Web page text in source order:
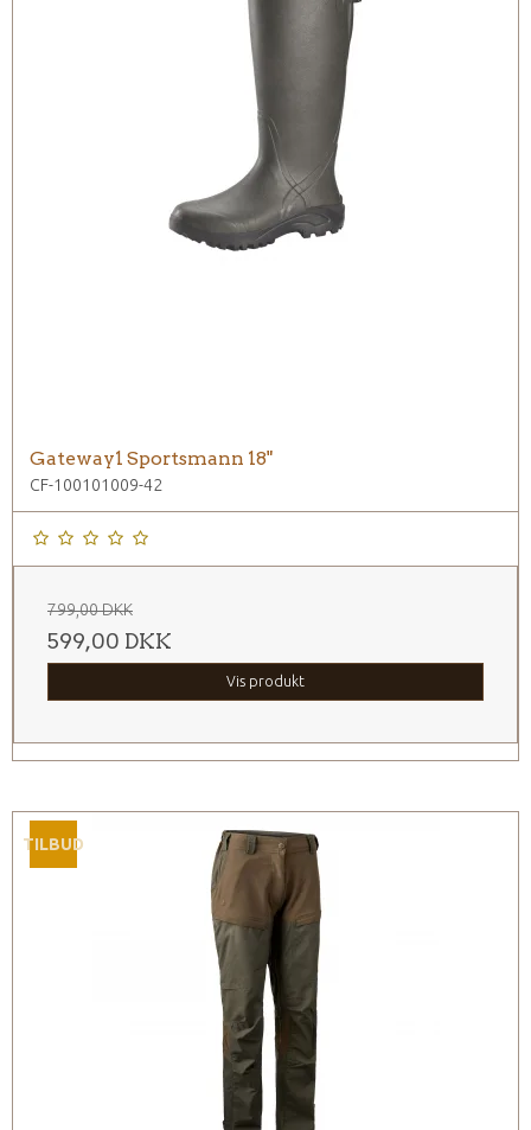
Gateway1 Sportsmann 18"
CF-100101009-42
799,00 DKK
599,00 DKK
Vis produkt
TILBUD